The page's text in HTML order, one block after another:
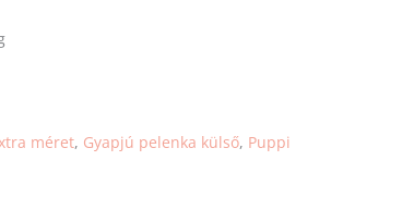
méret, Gyapjú pelenka külső, Puppi